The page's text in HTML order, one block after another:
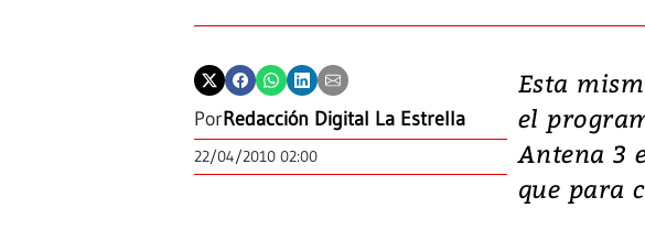
PorRedacción Digital La Estrella
22/04/2010 02:00
Esta
el
Antena 3
que para